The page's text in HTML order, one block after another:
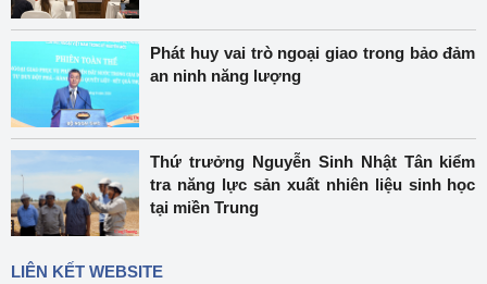
Phát huy vai trò ngoại giao trong bảo đảm
an ninh năng lượng
Thứ trưởng Nguyễn Sinh Nhật Tân kiểm
tra năng lực sản xuất nhiên liệu sinh học
tại miền Trung
LIÊN KẾT WEBSITE